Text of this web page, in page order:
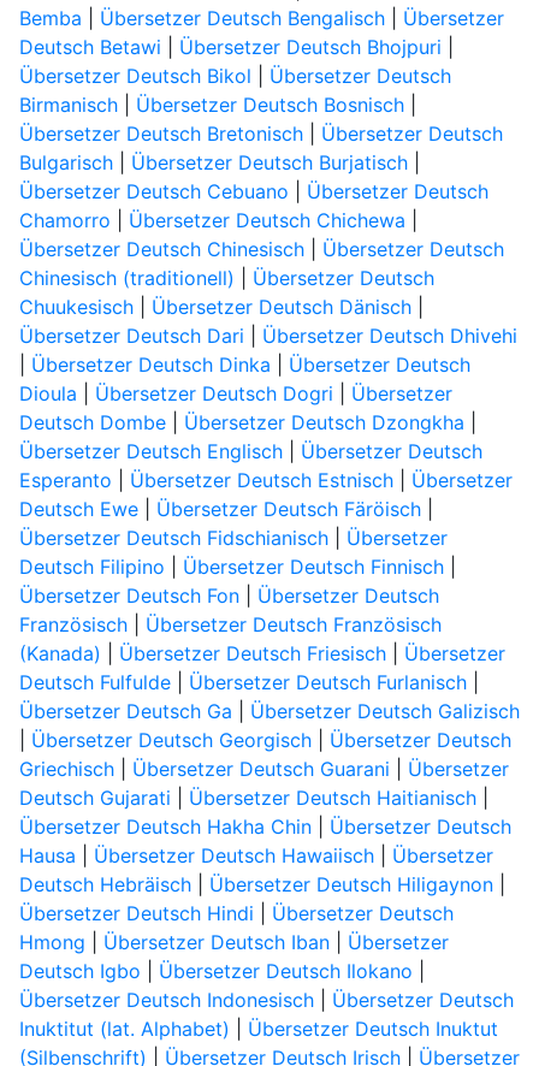
Bemba
Übersetzer Deutsch Bengalisch| Übersetzer
Deutsch Betawi
Übersetzer Deutsch Bhojpuri
Übersetzer Deutsch Bikol
Übersetzer Deutsch
Birmanisch| Übersetzer Deutsch Bosnisch|
Übersetzer Deutsch Bretonisch| Übersetzer Deutsch
Bulgarisch| Übersetzer Deutsch Burjatisch|
Übersetzer Deutsch Cebuano
Übersetzer Deutsch
Chamorro
Übersetzer Deutsch Chichewa
Übersetzer Deutsch Chinesisch| Übersetzer Deutsch
Chinesisch (traditionell)
Übersetzer Deutsch
Chuukesisch| Übersetzer Deutsch Dänisch|
Übersetzer Deutsch Dari
Übersetzer Deutsch Dhivehi
Übersetzer Deutsch Dinka
Übersetzer Deutsch
Dioula
Übersetzer Deutsch Dogri
Übersetzer
Deutsch Dombe| Übersetzer Deutsch Dzongkha
Übersetzer Deutsch Englisch| Übersetzer Deutsch
Esperanto
Übersetzer Deutsch Estnisch| Übersetzer
Deutsch Ewe| Übersetzer Deutsch Färöisch|
Übersetzer Deutsch Fidschianisch| Übersetzer
Deutsch Filipino
Übersetzer Deutsch Finnisch|
Übersetzer Deutsch Fon| Übersetzer Deutsch
Französisch| Übersetzer Deutsch Französisch
(Kanada)
Übersetzer Deutsch Friesisch| Übersetzer
Deutsch Fulfulde| Übersetzer Deutsch Furlanisch|
Übersetzer Deutsch Ga
Übersetzer Deutsch Galizisch
Übersetzer Deutsch Georgisch| Übersetzer Deutsch
Griechisch| Übersetzer Deutsch Guarani
Übersetzer
Deutsch Gujarati
Übersetzer Deutsch Haitianisch|
Übersetzer Deutsch Hakha Chin| Übersetzer Deutsch
Hausa
Übersetzer Deutsch Hawaiisch| Übersetzer
Deutsch Hebräisch| Übersetzer Deutsch Hiligaynon|
Übersetzer Deutsch Hindi
Übersetzer Deutsch
Hmong
Übersetzer Deutsch Iban| Übersetzer
Deutsch Igbo
Übersetzer Deutsch Ilokano
Übersetzer Deutsch Indonesisch| Übersetzer Deutsch
Inuktitut (lat. Alphabet)
Übersetzer Deutsch Inuktut
(Silbenschrift)
Übersetzer Deutsch Irisch| Übersetzer